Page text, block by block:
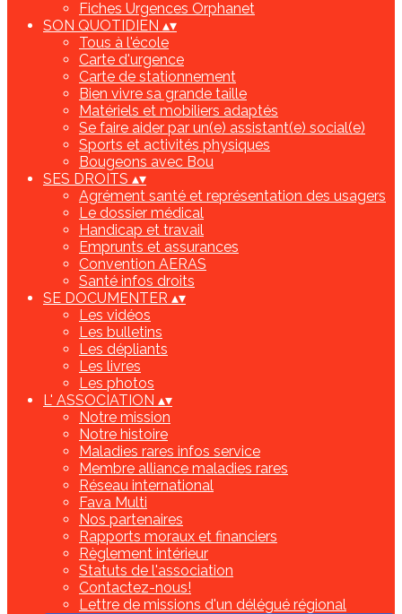
Fiches Urgences Orphanet
SON QUOTIDIEN ▴▾
Tous à l'école
Carte d'urgence
Carte de stationnement
Bien vivre sa grande taille
Matériels et mobiliers adaptés
Se faire aider par un(e) assistant(e) social(e)
Sports et activités physiques
Bougeons avec Bou
SES DROITS ▴▾
Agrément santé et représentation des usagers
Le dossier médical
Handicap et travail
Emprunts et assurances
Convention AERAS
Santé infos droits
SE DOCUMENTER ▴▾
Les vidéos
Les bulletins
Les dépliants
Les livres
Les photos
L' ASSOCIATION ▴▾
Notre mission
Notre histoire
Maladies rares infos service
Membre alliance maladies rares
Réseau international
Fava Multi
Nos partenaires
Rapports moraux et financiers
Règlement intérieur
Statuts de l'association
Contactez-nous!
Lettre de missions d'un délégué régional